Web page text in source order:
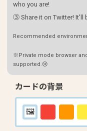
who you are!
③ Share it on Twitter! It'll
Recommended
※Private mode browser
supported.😢
カードの背景